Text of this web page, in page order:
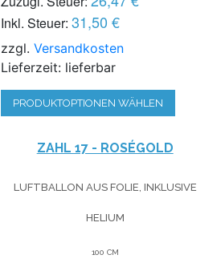
Inkl. Steuer: 31,50 €
zzgl.Versandkosten
Lieferzeit: lieferbar
PRODUKTOPTIONEN WÄHLEN
ZAHL 17 - ROSÉGOLD
LUFTBALLON AUS FOLIE, INKLUSIVE
HELIUM
100 CM